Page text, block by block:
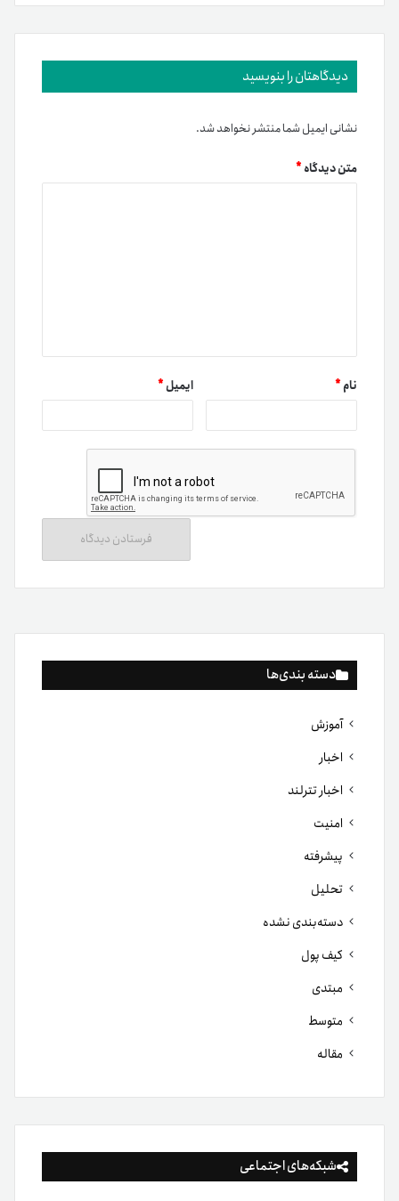
دسته بندی‌ها
آموزش
اخبار
اخبار تترلند
امنیت
پیشرفته
تحلیل
دسته‌بندی نشده
کیف پول
مبتدی
متوسط
مقاله
شبکه‌های اجتماعی
دیدگاهتان را بنویسید
نشانی ایمیل شما منتشر نخواهد شد.
متن دیدگاه*
نام* ایمیل*